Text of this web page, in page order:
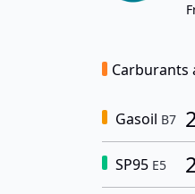
Carburants
Gasoil B7
SP95 E5